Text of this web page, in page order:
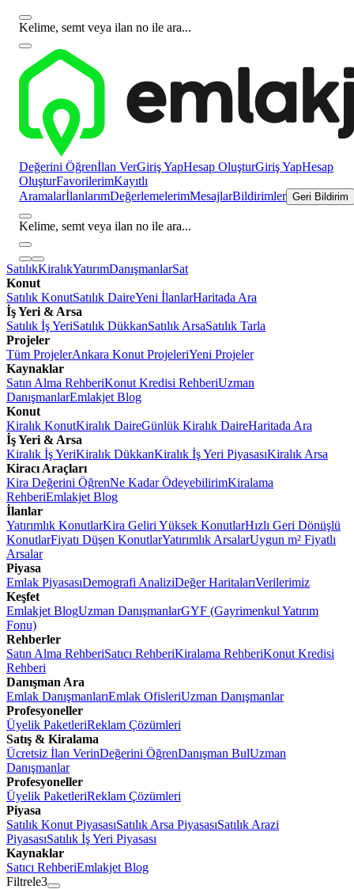
Kelime, semt veya ilan no ile ara...
Değerini Öğrenİlan VerGiriş YapHesap OluşturGiriş YapHesap
OluşturFavorilerimKayıtlı
AramalarİlanlarımDeğerlemelerimMesajlarBildirimler Geri Bildirim
Kelime, semt veya ilan no ile ara...
SatılıkKiralıkYatırımDanışmanlarSat
Konut
Satılık KonutSatılık DaireYeni İlanlarHaritada Ara
İş Yeri & Arsa
Satılık İş YeriSatılık DükkanSatılık ArsaSatılık Tarla
Projeler
Tüm ProjelerAnkara Konut ProjeleriYeni Projeler
Kaynaklar
Satın Alma RehberiKonut Kredisi RehberiUzman
DanışmanlarEmlakjet Blog
Konut
Kiralık KonutKiralık DaireGünlük Kiralık DaireHaritada Ara
İş Yeri & Arsa
Kiralık İş YeriKiralık DükkanKiralık İş Yeri PiyasasıKiralık Arsa
Kiracı Araçları
Kira Değerini ÖğrenNe Kadar ÖdeyebilirimKiralama
RehberiEmlakjet Blog
İlanlar
Yatırımlık KonutlarKira Geliri Yüksek KonutlarHızlı Geri Dönüşlü
KonutlarFiyatı Düşen KonutlarYatırımlık ArsalarUygun m² Fiyatlı
Arsalar
Piyasa
Emlak PiyasasıDemografi AnaliziDeğer HaritalarıVerilerimiz
Keşfet
Emlakjet BlogUzman DanışmanlarGYF (Gayrimenkul Yatırım
Fonu)
Rehberler
Satın Alma RehberiSatıcı RehberiKiralama RehberiKonut Kredisi
Rehberi
Danışman Ara
Emlak DanışmanlarıEmlak OfisleriUzman Danışmanlar
Profesyoneller
Üyelik PaketleriReklam Çözümleri
Satış & Kiralama
Ücretsiz İlan VerinDeğerini ÖğrenDanışman BulUzman
Danışmanlar
Profesyoneller
Üyelik PaketleriReklam Çözümleri
Piyasa
Satılık Konut PiyasasıSatılık Arsa PiyasasıSatılık Arazi
PiyasasıSatılık İş Yeri Piyasası
Kaynaklar
Satıcı RehberiEmlakjet Blog
Filtrele3